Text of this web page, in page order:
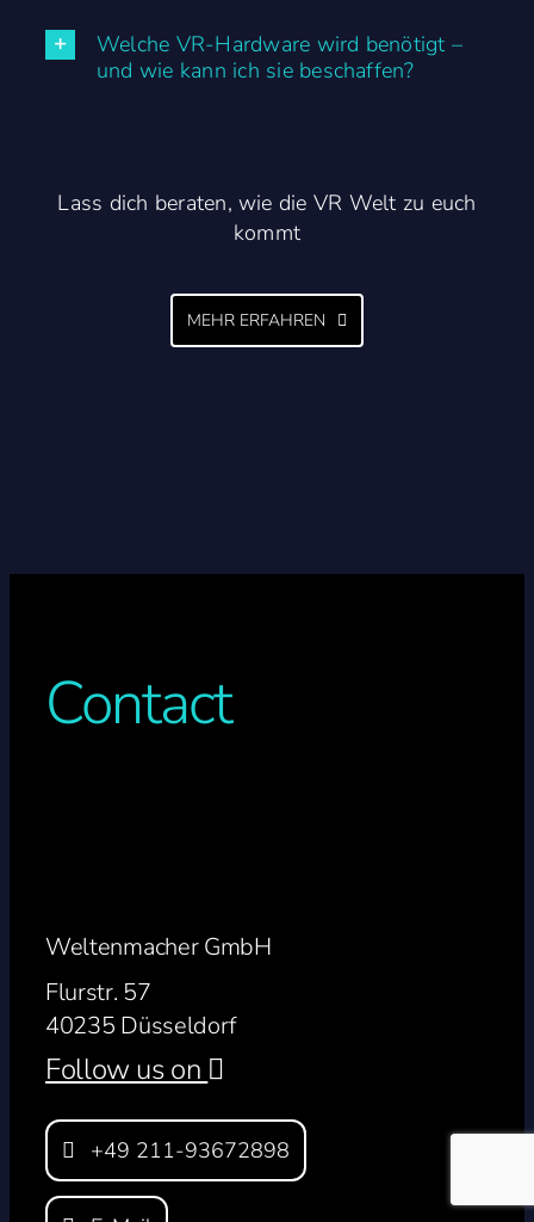
Welche VR-Hardware wird benötigt –
und wie kann ich sie beschaffen?
Lass dich beraten, wie die VR Welt zu euch
kommt
MEHR ERFAHREN
Contact
Weltenmacher GmbH
Flurstr. 57
40235 Düsseldorf
Follow us on
+49 211-93672898